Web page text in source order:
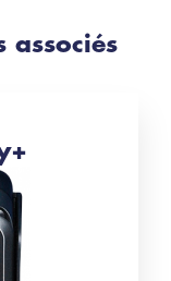
associés